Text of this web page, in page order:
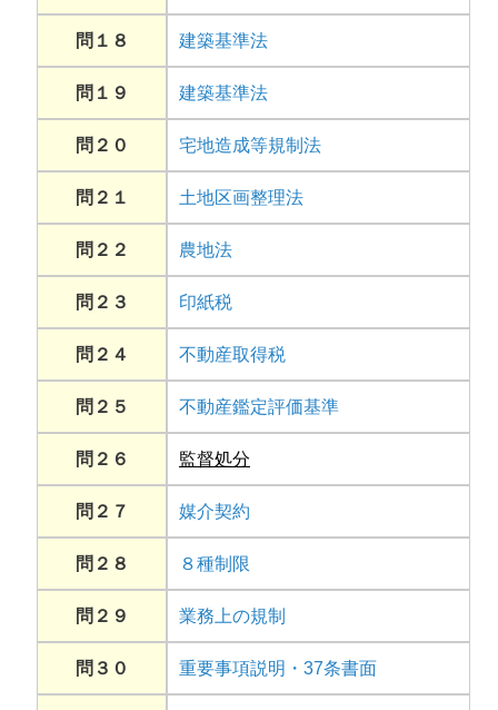
問１８ 建築基準法
問１９ 建築基準法
問２０ 宅地造成等規制法
問２１ 土地区画整理法
問２２ 農地法
問２３ 印紙税
問２４ 不動産取得税
問２５ 不動産鑑定評価基準
問２６ 監督処分
問２７ 媒介契約
問２８ ８種制限
問２９ 業務上の規制
問３０ 重要事項説明・37条書面